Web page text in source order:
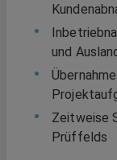
und
Zeitweise
Prüffelds